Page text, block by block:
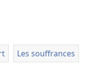
Les souffrances